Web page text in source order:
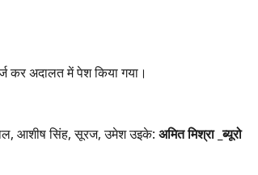
कर अदालत में पेश किया गया।
आशीष सिंह, सूरज, उमेश उइके:अमित मिश्रा _ब्यूरो